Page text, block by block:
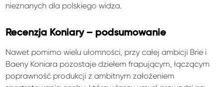
nieznanych dla polskiego widza.
Recenzja Koniary – podsumowanie
Nawet pomimo wielu ułomności, przy całej ambicji Brie i
Baeny Koniara pozostaje dziełem frapującym, łączącym
poprawność produkcji z ambitnym założeniem